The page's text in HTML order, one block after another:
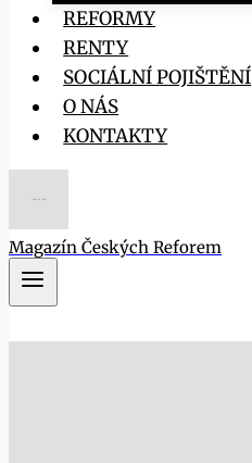
REFORMY
RENTY
SOCIÁLNÍ POJIŠTĚNÍ
O NÁS
KONTAKTY
Magazín Českých Reforem